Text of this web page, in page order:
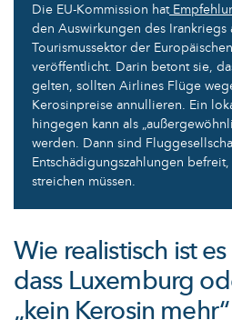
Die EU-Kommission hat
den Auswirkungen des Irankriegs
Tourismussektor der
veröffentlicht. Darin betont sie,
gelten, sollten Airlines Flüge
Kerosinpreise annullieren. Ein
hingegen kann als
werden. Dann sind
Entschädigungszahlungen
streichen müssen.
Wie realistisch ist
dass Luxemburg
„kein Kerosin